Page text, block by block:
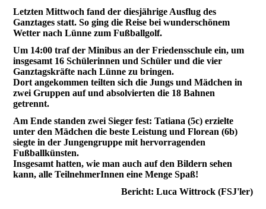
Letzten Mittwoch fand der diesjährige Ausflug des
Ganztages statt. So ging die Reise bei wunderschönem
Wetter nach Lünne zum Fußballgolf.
Um 14:00 traf der Minibus an der Friedensschule ein, um
insgesamt 16 Schülerinnen und Schüler und die vier
Ganztagskräfte nach Lünne zu bringen.
Dort angekommen teilten sich die Jungs und Mädchen in
zwei Gruppen auf und absolvierten die 18 Bahnen
getrennt.
Am Ende standen zwei Sieger fest: Tatiana (5c) erzielte
unter den Mädchen die beste Leistung und Florean (6b)
siegte in der Jungengruppe mit hervorragenden
Fußballkünsten.
Insgesamt hatten, wie man auch auf den Bildern sehen
kann, alle TeilnehmerInnen eine Menge Spaß!
Bericht: Luca Wittrock (FSJ'ler)